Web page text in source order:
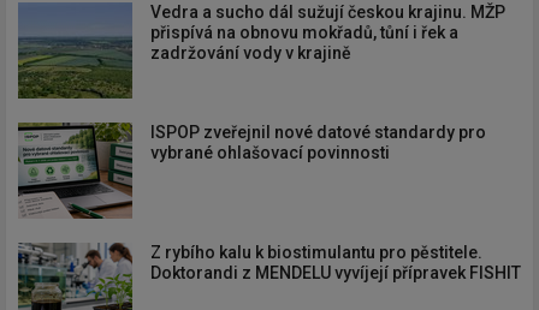
Vedra a sucho dál sužují českou krajinu. MŽP
přispívá na obnovu mokřadů, tůní i řek a
zadržování vody v krajině
ISPOP zveřejnil nové datové standardy pro
vybrané ohlašovací povinnosti
Z rybího kalu k biostimulantu pro pěstitele.
Doktorandi z MENDELU vyvíjejí přípravek FISHIT